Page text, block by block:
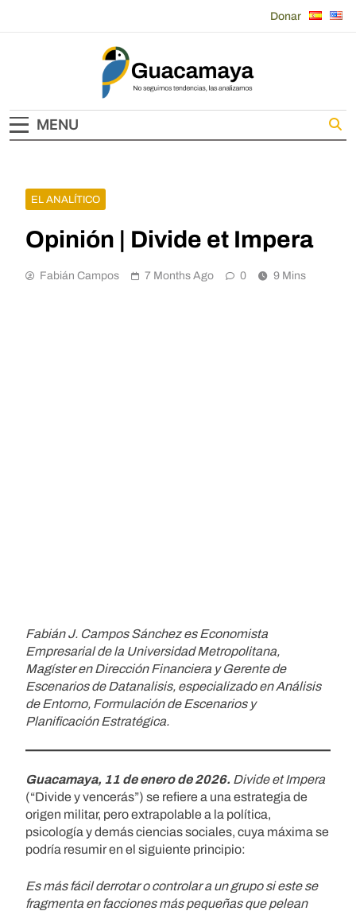
Donar
Guacamaya
MENU
EL ANALÍTICO
Opinión | Divide et Impera
Fabián Campos 7 Months Ago 0 9 Mins
Fabián J. Campos Sánchez es Economista
Empresarial de la Universidad Metropolitana,
Magíster en Dirección Financiera y Gerente de
Escenarios de Datanalisis, especializado en Análisis
de Entorno, Formulación de Escenarios y
Planificación Estratégica.
Guacamaya, 11 de enero de 2026. Divide et Impera
(“Divide y vencerás”) se refiere a una estrategia de
origen militar, pero extrapolable a la política,
psicología y demás ciencias sociales, cuya máxima se
podría resumir en el siguiente principio:
Es más fácil derrotar o controlar a un grupo si este se
fragmenta en facciones más pequeñas que pelean